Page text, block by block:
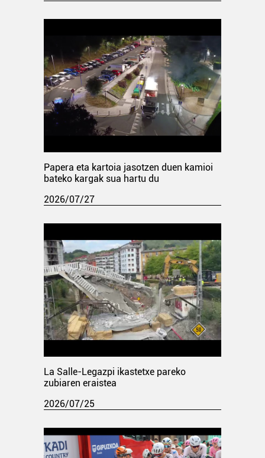
Papera eta kartoia jasotzen duen kamioi
bateko kargak sua hartu du
2026/07/27
La Salle-Legazpi ikastetxe pareko
zubiaren eraistea
2026/07/25